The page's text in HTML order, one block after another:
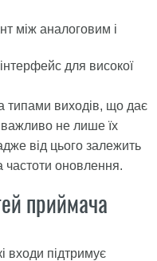
між аналоговим і
для високої
типами виходів, що дає
важливо не лише їх
від цього залежить
частоти оновлення.
приймача
входи підтримує